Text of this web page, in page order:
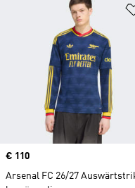
Price
€ 110
Arsenal FC 26/27